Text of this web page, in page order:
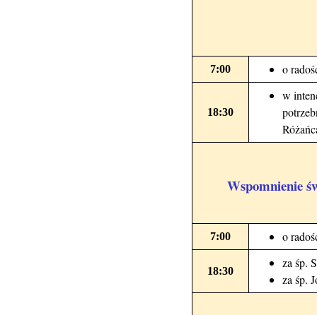
7:00 o
18:30
w
Wspomnienie
7:00 o
18:30
za śp.
za śp.